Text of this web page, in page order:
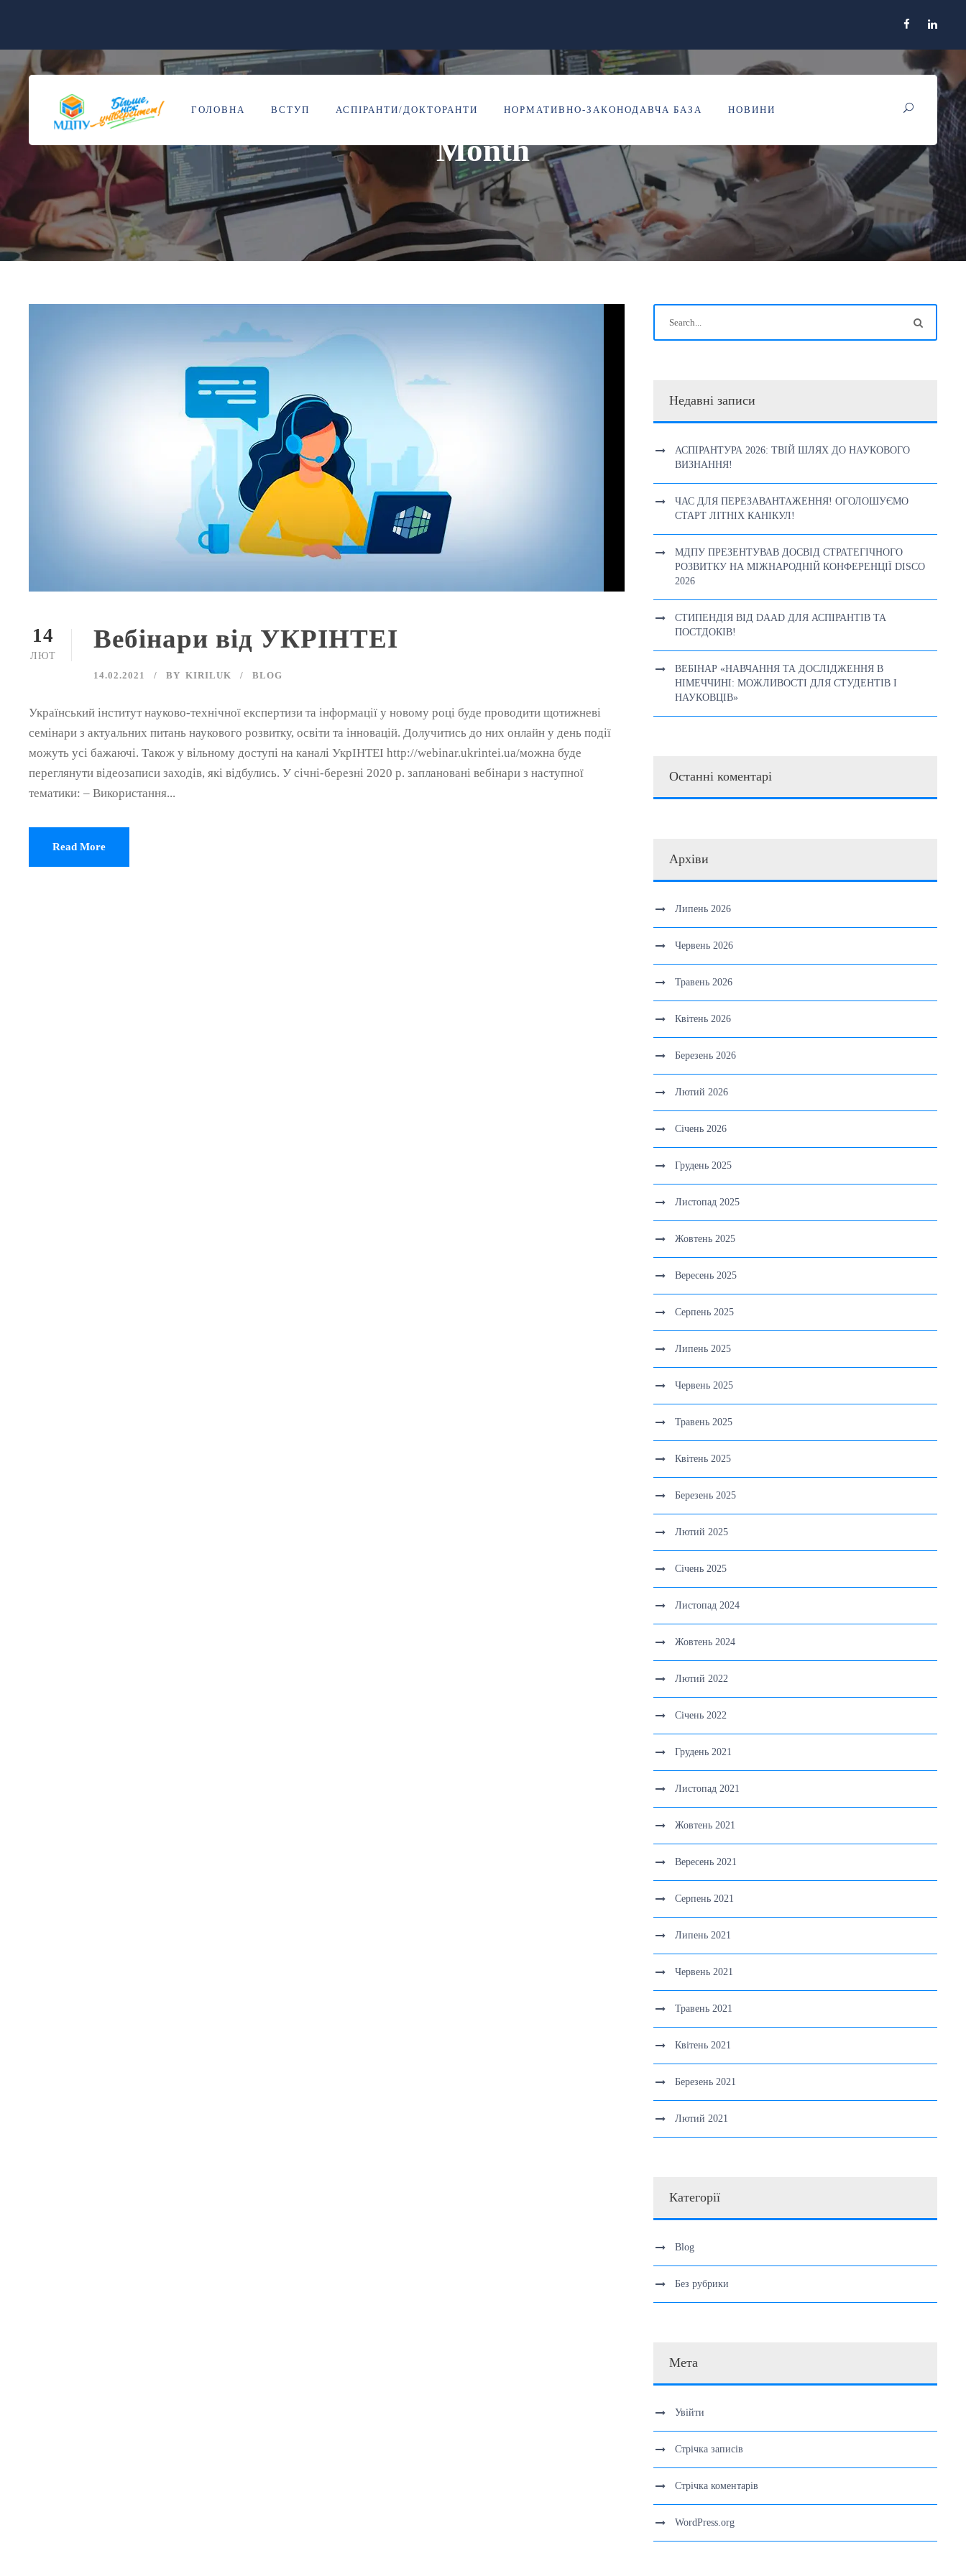
ГОЛОВНА ВСТУП АСПІРАНТИ/ДОКТОРАНТИ НОРМАТИВНО-ЗАКОНОДАВЧА БАЗА НОВИНИ
Лютий 2021
Month
14
ЛЮТ
Вебінари від УКРІНТЕІ
14.02.2021 BY KIRILUK BLOG
Український інститут науково-технічної експертизи та інформації у новому році буде проводити щотижневі
семінари з актуальних питань наукового розвитку, освіти та інновацій. Долучитись до них онлайн у день події
можуть усі бажаючі. Також у вільному доступі на каналі УкрІНТЕІ http://webinar.ukrintei.ua/можна буде
переглянути відеозаписи заходів, які відбулись. У січні-березні 2020 р. заплановані вебінари з наступної
тематики: – Використання...
Read More
Недавні записи
АСПІРАНТУРА 2026: ТВІЙ ШЛЯХ ДО НАУКОВОГО
ВИЗНАННЯ!
ЧАС ДЛЯ ПЕРЕЗАВАНТАЖЕННЯ! ОГОЛОШУЄМО
СТАРТ ЛІТНІХ КАНІКУЛ!
МДПУ ПРЕЗЕНТУВАВ ДОСВІД СТРАТЕГІЧНОГО
РОЗВИТКУ НА МІЖНАРОДНІЙ КОНФЕРЕНЦІЇ DISCO
2026
СТИПЕНДІЯ ВІД DAAD ДЛЯ АСПІРАНТІВ ТА
ПОСТДОКІВ!
ВЕБІНАР «НАВЧАННЯ ТА ДОСЛІДЖЕННЯ В
НІМЕЧЧИНІ: МОЖЛИВОСТІ ДЛЯ СТУДЕНТІВ І
НАУКОВЦІВ»
Останні коментарі
Архіви
Липень 2026
Червень 2026
Травень 2026
Квітень 2026
Березень 2026
Лютий 2026
Січень 2026
Грудень 2025
Листопад 2025
Жовтень 2025
Вересень 2025
Серпень 2025
Липень 2025
Червень 2025
Травень 2025
Квітень 2025
Березень 2025
Лютий 2025
Січень 2025
Листопад 2024
Жовтень 2024
Лютий 2022
Січень 2022
Грудень 2021
Листопад 2021
Жовтень 2021
Вересень 2021
Серпень 2021
Липень 2021
Червень 2021
Травень 2021
Квітень 2021
Березень 2021
Лютий 2021
Категорії
Blog
Без рубрики
Мета
Увійти
Стрічка записів
Стрічка коментарів
WordPress.org